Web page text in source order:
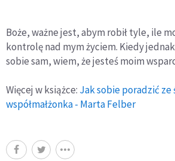
Boże, ważne jest, abym robił tyle, ile
kontrolę nad mym życiem. Kiedy
sobie sam, wiem, że jesteś moim
Więcej w książce: Jak sobie poradzić ze
współmałżonka - Marta Felber